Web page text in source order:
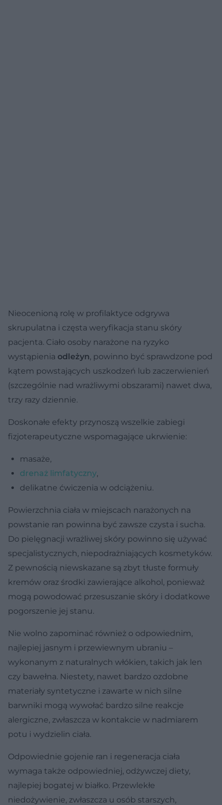
Nieocenioną rolę w profilaktyce odgrywa
skrupulatna i częsta weryfikacja stanu skóry
pacjenta. Ciało osoby narażone na ryzyko
wystąpienia odleżyn, powinno być sprawdzone pod
kątem powstających uszkodzeń lub zaczerwienień
(szczególnie nad wrażliwymi obszarami) nawet dwa,
trzy razy dziennie.
Doskonałe efekty przynoszą wszelkie zabiegi
fizjoterapeutyczne wspomagające ukrwienie:
masaże,
drenaż limfatyczny,
delikatne ćwiczenia w odciążeniu.
Powierzchnia ciała w miejscach narażonych na
powstanie ran powinna być zawsze czysta i sucha.
Do pielęgnacji wrażliwej skóry powinno się używać
specjalistycznych, niepodrażniających kosmetyków.
Z pewnością niewskazane są zbyt tłuste formuły
kremów oraz środki zawierające alkohol, ponieważ
mogą powodować przesuszanie skóry i dodatkowe
pogorszenie jej stanu.
Nie wolno zapominać również o odpowiednim,
najlepiej jasnym i przewiewnym ubraniu –
wykonanym z naturalnych włókien, takich jak len
czy bawełna. Niestety, nawet bardzo ozdobne
materiały syntetyczne i zawarte w nich silne
barwniki mogą wywołać bardzo silne reakcje
alergiczne, zwłaszcza w kontakcie w nadmiarem
potu i wydzielin ciała.
Odpowiednie gojenie ran i regeneracja ciała
wymaga także odpowiedniej, odżywczej diety,
najlepiej bogatej w białko. Przewlekłe
niedożywienie, zwłaszcza u osób starszych,